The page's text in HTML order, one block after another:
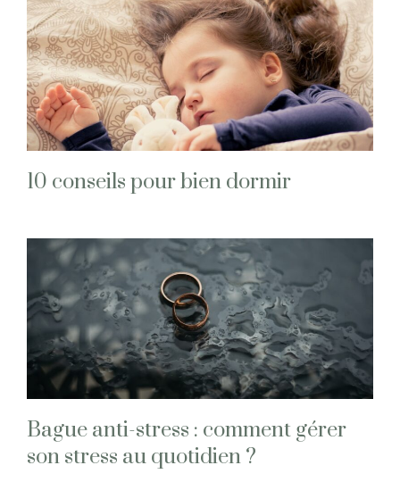
10 conseils pour bien dormir
Bague anti-stress : comment gérer
son stress au quotidien ?